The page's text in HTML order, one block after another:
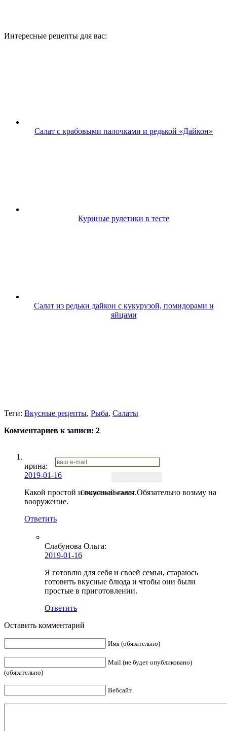
Интересные рецепты для вас:
Салат с крабовыми палочками и редькой «Дайкон»
Куриные рулетики в тесте
Салат из редьки дайкон с кукурузой, помидорами и
яйцами
Подписаться письмом
Теги: Вкусные рецепты, Рыба, Салаты
Комментариев к записи: 2
ирина:
2019-01-16
Какой простой и вкусный салат.Обязательно возьму на
вооружение.
Ответить
Слабунова Ольга:
2019-01-16
Я готовлю для себя и своей семьи, стараюсь
готовить вкусные блюда и чтобы они были
простые в приготовлении.
Ответить
Оставить комментарий
Имя (обязательно)
Mail (не будет опубликовано)
(обязательно)
Вебсайт